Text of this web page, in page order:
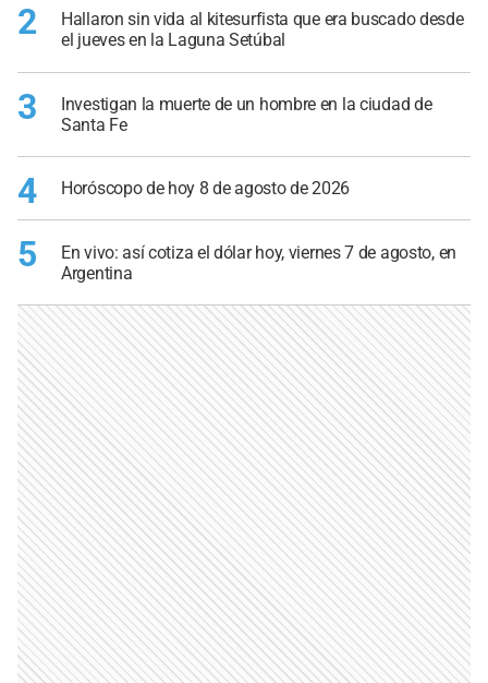
2
Hallaron sin vida al kitesurfista que era buscado desde
el jueves en la Laguna Setúbal
3
Investigan la muerte de un hombre en la ciudad de
Santa Fe
4 Horóscopo de hoy 8 de agosto de 2026
5
En vivo: así cotiza el dólar hoy, viernes 7 de agosto, en
Argentina